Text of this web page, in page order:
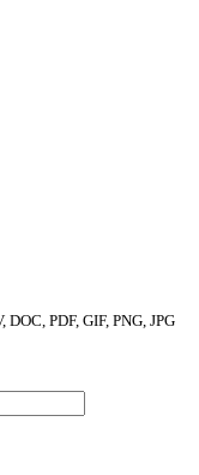
PDF, GIF, PNG, JPG